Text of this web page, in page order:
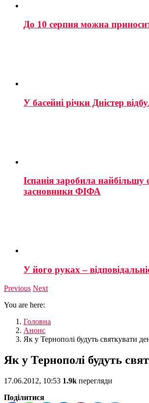
До 10 серпня можна
У басейні річки Дністер
Іспанія заробила найбільшу
засновники ФІФА
У його руках –
Previous Next
You are here:
Головна
Анонс
Як у Тернополі будуть святкувати
Як у Тернополі будуть
17.06.2012, 10:53 1.9k перегляди
Поділитися